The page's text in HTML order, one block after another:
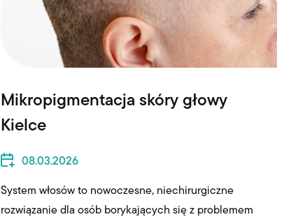
Mikropigmentacja skóry głowy
Kielce
08.03.2026
System włosów to nowoczesne, niechirurgiczne
rozwiązanie dla osób borykających się z problemem